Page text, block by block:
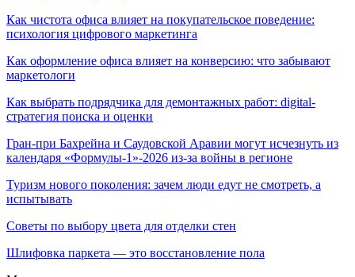
Как чистота офиса влияет на покупательское поведение:
психология цифрового маркетинга
Как оформление офиса влияет на конверсию: что забывают
маркетологи
Как выбрать подрядчика для демонтажных работ: digital-
стратегия поиска и оценки
Гран-при Бахрейна и Саудовской Аравии могут исчезнуть из
календаря «Формулы-1»-2026 из-за войны в регионе
Туризм нового поколения: зачем люди едут не смотреть, а
испытывать
Советы по выбору цвета для отделки стен
Шлифовка паркета — это восстановление пола